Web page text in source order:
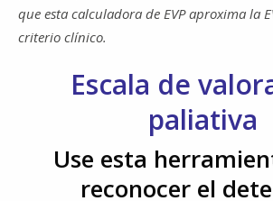
que esta calculadora de EVP aproxima la
criterio clínico.
Escala de
paliativa
Use esta
reconocer el